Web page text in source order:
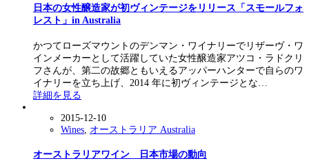
日本の女性醸造家が初ヴィンテージをリリース「スモールフォ
レスト」in Australia
かつてローズマウントのデンマン・ワイナリーでリザーヴ・ワ
インメーカーとして活躍していた女性醸造家アツコ・ラドクリ
フさんが、第二の故郷ともいえるアッパーハンターで自らのワ
イナリーを立ち上げ、2014 年に初ヴィンテージとな…
詳細を見る
2015-12-10
Wines オーストラリア Australia
オーストラリアワイン 日本市場の動向